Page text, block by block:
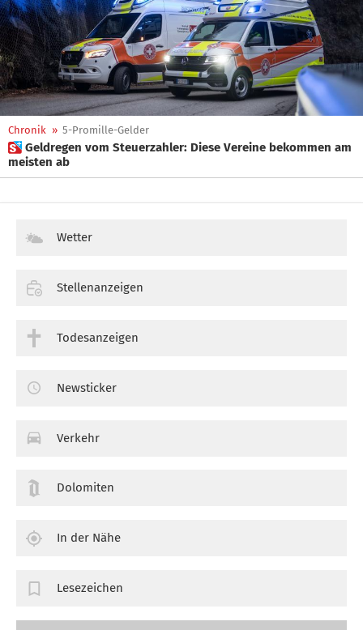
Chronik » 5-Promille-Gelder
 Geldregen vom Steuerzahler: Diese Vereine bekommen am
meisten ab
Wetter
Stellenanzeigen
Todesanzeigen
Newsticker
Verkehr
Dolomiten
In der Nähe
Lesezeichen